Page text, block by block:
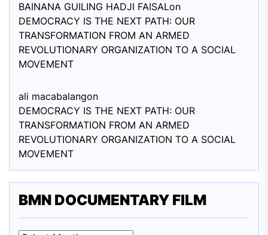
BAINANA GUILING HADJI FAISALon
DEMOCRACY IS THE NEXT PATH: OUR
TRANSFORMATION FROM AN ARMED
REVOLUTIONARY ORGANIZATION TO A SOCIAL
MOVEMENT
ali macabalangon
DEMOCRACY IS THE NEXT PATH: OUR
TRANSFORMATION FROM AN ARMED
REVOLUTIONARY ORGANIZATION TO A SOCIAL
MOVEMENT
BMN DOCUMENTARY FILM